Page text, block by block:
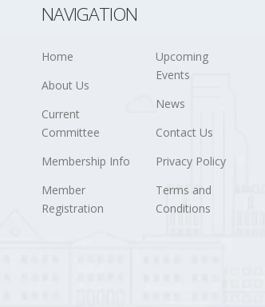
NAVIGATION
Home
About Us
Current
Committee
Membership Info
Member
Registration
Upcoming
Events
News
Contact Us
Privacy Policy
Terms and
Conditions